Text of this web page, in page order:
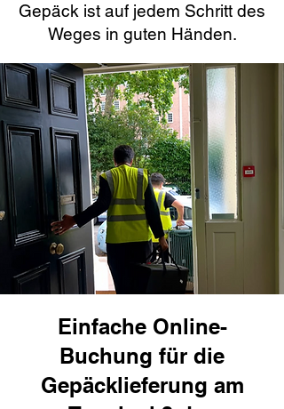
Gepäck ist auf jedem Schritt des
Weges in guten Händen.
Einfache Online-
Buchung für die
Gepäcklieferung am